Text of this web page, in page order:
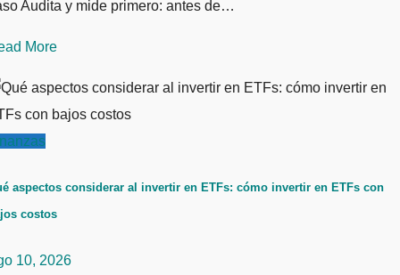
Audita y mide primero: antes de…
More
aspectos considerar al invertir en ETFs: cómo invertir en ETFs con
costos
10, 2026